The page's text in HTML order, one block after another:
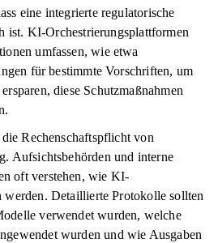
eine integrierte regulatorische
ist. KI-Orchestrierungsplattformen
umfassen, wie etwa
für bestimmte Vorschriften, um
diese Schutzmaßnahmen
Rechenschaftspflicht von
Aufsichtsbehörden und interne
oft verstehen, wie KI-
werden. Detaillierte Protokolle sollten
verwendet wurden, welche
wurden und wie Ausgaben